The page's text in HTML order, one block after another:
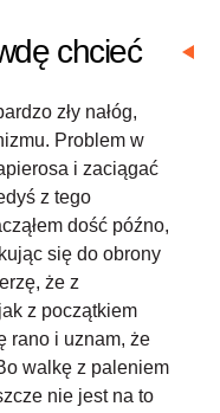
chcieć
zły nałóg,
Problem w
i zaciągać
z tego
dość późno,
się do obrony
że z
z początkiem
rano i uznam, że
walkę z paleniem
nie jest na to